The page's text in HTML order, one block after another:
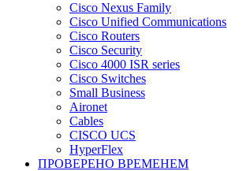
Cisco Nexus Family
Cisco Unified Communications
Cisco Routers
Cisco Security
Cisco 4000 ISR series
Cisco Switches
Small Business
Aironet
Cables
CISCO UCS
HyperFlex
ПРОВЕРЕНО ВРЕМЕНЕМ